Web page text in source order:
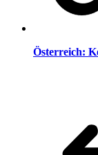
Österreich: